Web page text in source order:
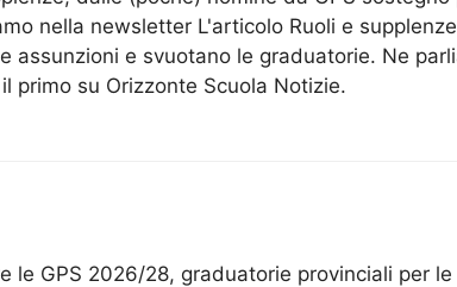
nella newsletter L'articolo Ruoli e
assunzioni e svuotano le graduatorie. Ne
primo su Orizzonte Scuola Notizie.
le GPS 2026/28, graduatorie provinciali per